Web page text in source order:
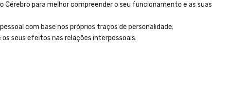
Cérebro para melhor compreender o seu funcionamento e as suas
com base nos próprios traços de personalidade;
seus efeitos nas relações interpessoais.